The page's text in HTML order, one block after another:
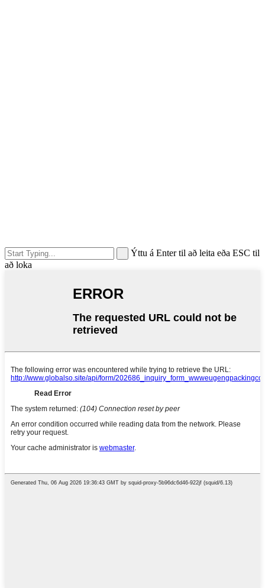
Ýttu á Enter til að leita eða ESC til
að loka